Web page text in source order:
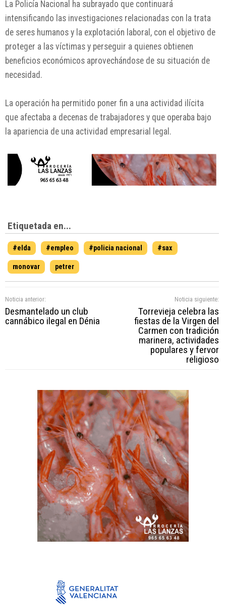
La Policía Nacional ha subrayado que continuará
intensificando las investigaciones relacionadas con la trata
de seres humanos y la explotación laboral, con el objetivo de
proteger a las víctimas y perseguir a quienes obtienen
beneficios económicos aprovechándose de su situación de
necesidad.
La operación ha permitido poner fin a una actividad ilícita
que afectaba a decenas de trabajadores y que operaba bajo
la apariencia de una actividad empresarial legal.
Etiquetada en...
#elda #empleo #policia nacional #sax
monovar petrer
Noticia anterior:
Desmantelado un club
cannábico ilegal en Dénia
Noticia siguiente:
Torrevieja celebra las
fiestas de la Virgen del
Carmen con tradición
marinera, actividades
populares y fervor
religioso